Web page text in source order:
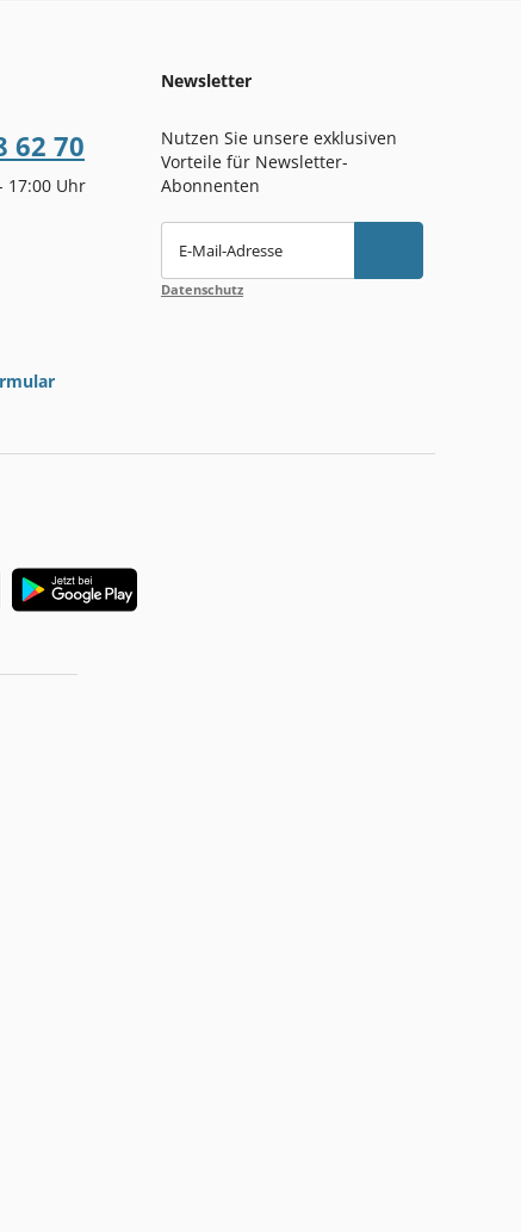
62 70
17:00 Uhr
Newsletter
Nutzen Sie unsere exklusiven
Vorteile für Newsletter-
Abonnenten
E-Mail-Adresse
Datenschutz